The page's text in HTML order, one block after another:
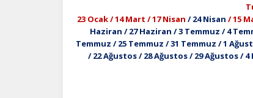
23 Ocak / 14 Mart / 17 Nisan / 24 Nisan / 15
Haziran / 27 Haziran / 3 Temmuz / 4
Temmuz / 25 Temmuz / 31 Temmuz / 1
/ 22 Ağustos / 28 Ağustos / 29 Ağustos / 4